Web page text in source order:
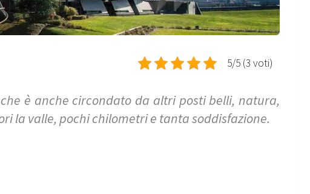
5/5 (3 voti)
è anche circondato da altri posti belli, natura,
la valle, pochi chilometri e tanta soddisfazione.